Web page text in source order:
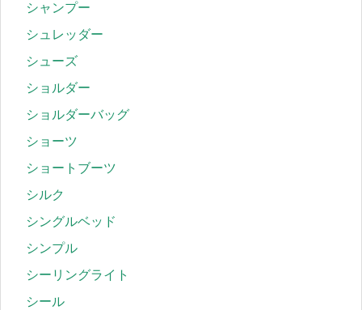
シャンプー
シュレッダー
シューズ
ショルダー
ショルダーバッグ
ショーツ
ショートブーツ
シルク
シングルベッド
シンプル
シーリングライト
シール